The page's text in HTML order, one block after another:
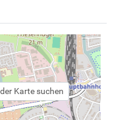
Karte suchen